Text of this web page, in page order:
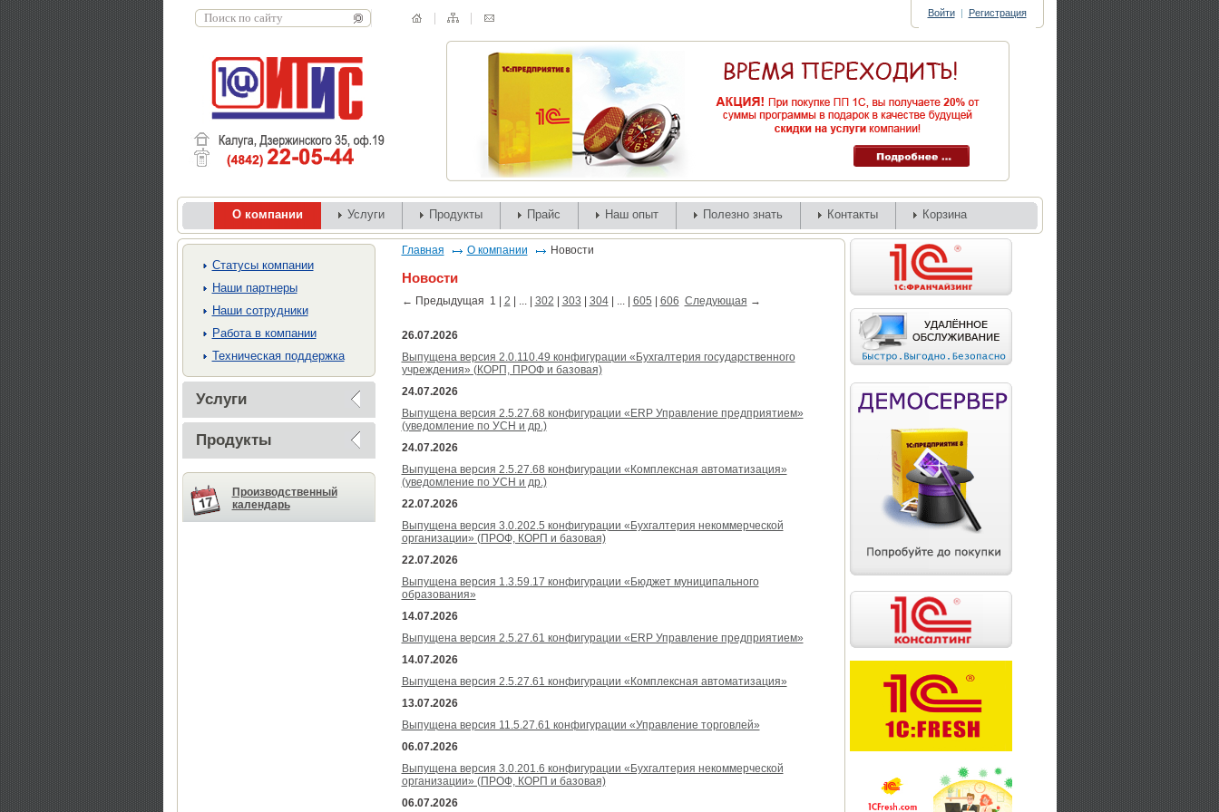
Войти | Регистрация
О компании Услуги Продукты Прайс Наш опыт Полезно знать Контакты Корзина
Cтатусы компании
Наши партнеры
Наши сотрудники
Работа в компании
Техническая поддержка
Услуги
Продукты
Производственный
календарь
Главная О компании Новости
Новости
← Предыдущая 1 2 | ... | 302 303 304| ... | 605 606 Следующая →
26.07.2026
Выпущена версия 2.0.110.49 конфигурации «Бухгалтерия государственного
учреждения» (КОРП, ПРОФ и базовая)
24.07.2026
Выпущена версия 2.5.27.68 конфигурации «ERP Управление предприятием»
(уведомление по УСН и др.)
24.07.2026
Выпущена версия 2.5.27.68 конфигурации «Комплексная автоматизация»
(уведомление по УСН и др.)
22.07.2026
Выпущена версия 3.0.202.5 конфигурации «Бухгалтерия некоммерческой
организации» (ПРОФ, КОРП и базовая)
22.07.2026
Выпущена версия 1.3.59.17 конфигурации «Бюджет муниципального
образования»
14.07.2026
Выпущена версия 2.5.27.61 конфигурации «ERP Управление предприятием»
14.07.2026
Выпущена версия 2.5.27.61 конфигурации «Комплексная автоматизация»
13.07.2026
Выпущена версия 11.5.27.61 конфигурации «Управление торговлей»
06.07.2026
Выпущена версия 3.0.201.6 конфигурации «Бухгалтерия некоммерческой
организации» (ПРОФ, КОРП и базовая)
06.07.2026